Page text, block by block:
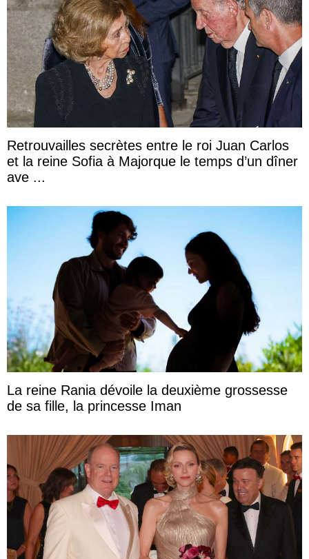
Retrouvailles secrètes entre le roi Juan Carlos
et la reine Sofia à Majorque le temps d’un dîner
ave ...
La reine Rania dévoile la deuxième grossesse
de sa fille, la princesse Iman